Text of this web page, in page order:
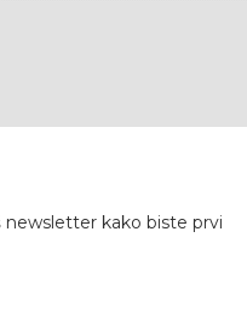
kako biste prvi